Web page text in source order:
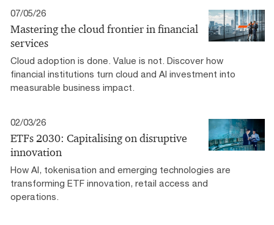
07/05/26
Mastering the cloud frontier in financial
services
Cloud adoption is done. Value is not. Discover how
financial institutions turn cloud and AI investment into
measurable business impact.
02/03/26
ETFs 2030: Capitalising on disruptive
innovation
How AI, tokenisation and emerging technologies are
transforming ETF innovation, retail access and
operations.